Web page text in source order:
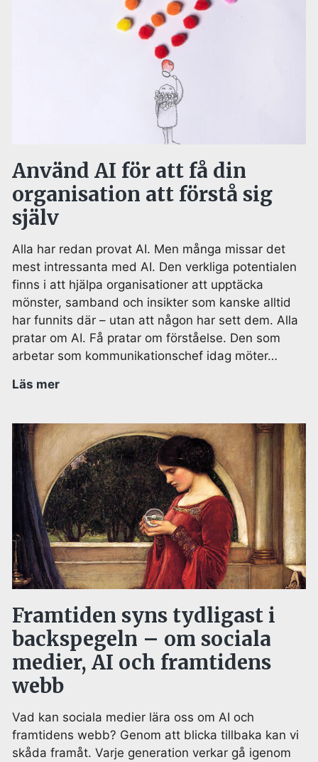
Använd AI för att få din
organisation att förstå sig
själv
Alla har redan provat AI. Men många missar det
mest intressanta med AI. Den verkliga potentialen
finns i att hjälpa organisationer att upptäcka
mönster, samband och insikter som kanske alltid
har funnits där – utan att någon har sett dem. Alla
pratar om AI. Få pratar om förståelse. Den som
arbetar som kommunikationschef idag möter…
Läs mer
Framtiden syns tydligast i
backspegeln – om sociala
medier, AI och framtidens
webb
Vad kan sociala medier lära oss om AI och
framtidens webb? Genom att blicka tillbaka kan vi
skåda framåt. Varje generation verkar gå igenom